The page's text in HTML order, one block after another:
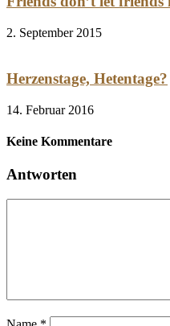
2. September 2015
Herzenstage, Hetentage?
14. Februar 2016
Keine Kommentare
Antworten